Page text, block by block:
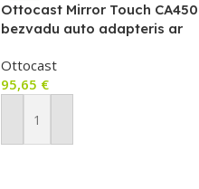
Ottocast Mirror Touch CA450
bezvadu auto adapteris ar
Android mirroring)
Ottocast
95,65 €
Pievienot Grozam